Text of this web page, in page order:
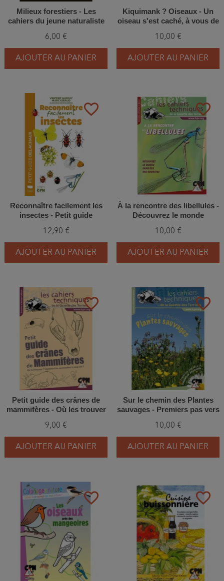
Milieux forestiers - Les
cahiers du jeune naturaliste
6,00 €
AJOUTER AU PANIER
Kiquimank ? Oiseaux - Un
oiseau s'est caché, à vous de
10,00 €
AJOUTER AU PANIER
favorite_border
Reconnaître facilement les
insectes - Petit guide
12,90 €
AJOUTER AU PANIER
favorite_border
À la rencontre des libellules -
Découvrez le monde
10,00 €
AJOUTER AU PANIER
favorite_border
Petit guide des crânes de
mammifères - Où les trouver
coup sûr ?
9,00 €
AJOUTER AU PANIER
favorite_border
Sur le chemin des Plantes
sauvages - Premiers pas vers
10,00 €
AJOUTER AU PANIER
favorite_border favorite_border